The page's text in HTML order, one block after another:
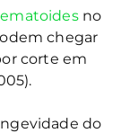
no
chegar
corte em
do